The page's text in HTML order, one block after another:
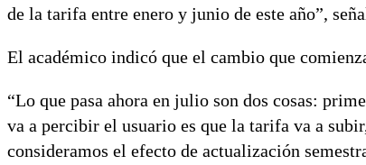
de la tarifa entre enero y junio de este año”,
El académico indicó que el cambio que
“Lo que pasa ahora en julio son dos cosas:
va a percibir el usuario es que la tarifa va a
consideramos el efecto de actualización